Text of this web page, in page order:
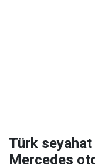
Türk seyahat
Mercedes